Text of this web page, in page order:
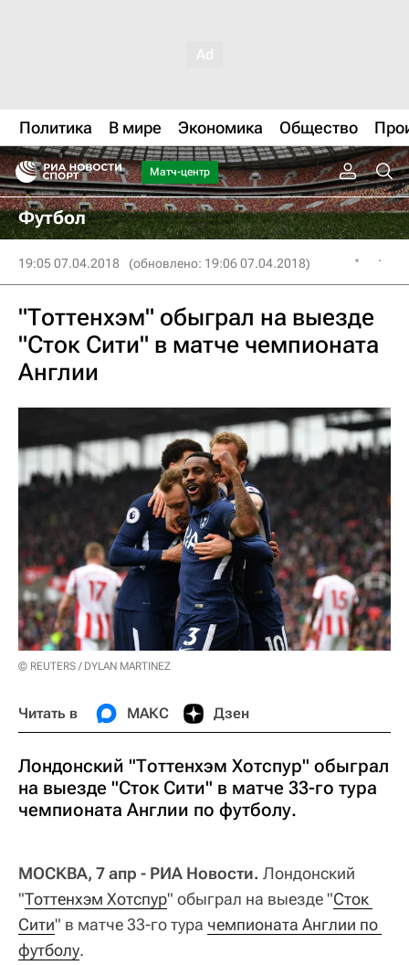
Политика В мире Экономика Общество
Матч-центр
Футбол
19:05 07.04.2018 (обновлено: 19:06 07.04.2018)
"Тоттенхэм" обыграл на выезде
"Сток Сити" в матче чемпионата
Англии
© REUTERS / DYLAN MARTINEZ
Читать в МАКС Дзен
Лондонский "Тоттенхэм Хотспур" обыграл
на выезде "Сток Сити" в матче 33-го тура
чемпионата Англии по футболу.
МОСКВА, 7 апр - РИА Новости. Лондонский
"Тоттенхэм Хотспур" обыграл на выезде "Сток
Сити" в матче 33-го тура чемпионата Англии по
футболу.